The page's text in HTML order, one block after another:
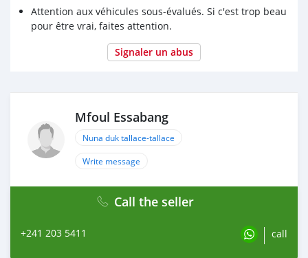
Attention aux véhicules sous-évalués. Si c'est trop beau
pour être vrai, faites attention.
Signaler un abus
Mfoul Essabang
Nuna duk tallace-tallace
Write message
Call the seller
+241 203 5411 call